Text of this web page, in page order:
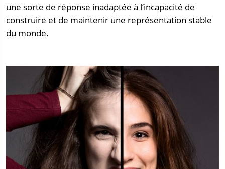
une sorte de réponse inadaptée à l’incapacité de
construire et de maintenir une représentation stable
du monde.